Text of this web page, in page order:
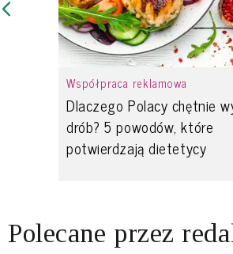
Współpraca reklamowa
Dlaczego Polacy chętnie
drób? 5 powodów, które
potwierdzają dietetycy
Polecane przez